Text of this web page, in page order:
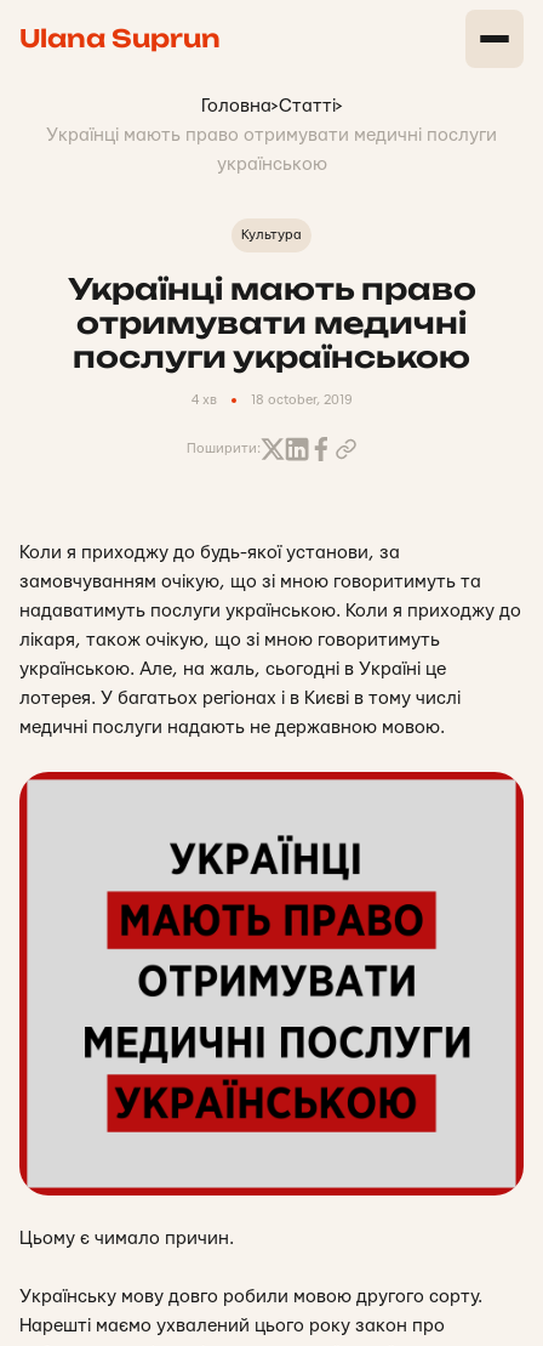
Ulana Suprun
Головна>Статті>
Українці мають право отримувати медичні послуги
українською
Культура
Українці мають право
отримувати медичні
послуги українською
4 хв 18 october, 2019
Поширити:
Коли я приходжу до будь-якої установи, за
замовчуванням очікую, що зі мною говоритимуть та
надаватимуть послуги українською. Коли я приходжу до
лікаря, також очікую, що зі мною говоритимуть
українською. Але, на жаль, сьогодні в Україні це
лотерея. У багатьох регіонах і в Києві в тому числі
медичні послуги надають не державною мовою.
Цьому є чимало причин.
Українську мову довго робили мовою другого сорту.
Нарешті маємо ухвалений цього року закон про